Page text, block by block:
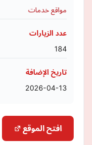
مواقع خدمات
عدد الزيارات
184
تاريخ الإضافة
2026-04-13
افتح الموقع